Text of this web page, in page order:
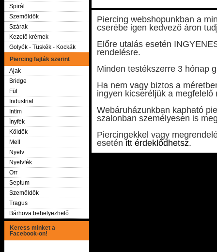
Spirál
Szemöldök
Szárak
Kezelő krémek
Golyók - Tüskék - Kockák
Piercing fajták szerint
Ajak
Bridge
Fül
Industrial
Intim
Ínyfék
Köldök
Mell
Nyelv
Nyelvfék
Orr
Septum
Szemöldök
Tragus
Bárhova behelyezhető
Keress minket a
Facebook-on!
Piercing webshopunkban a
cserébe igen kedvező áron
Előre utalás esetén
rendelésre.
Minden testékszerre 3 hónap
Ha nem vagy biztos a
ingyen kicseréljük a megfelelő
Webáruházunkban kapható
szalonban személyesen is
Piercingekkel vagy
esetén itt érdeklődhetsz.